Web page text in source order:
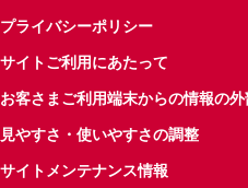
プライバシーポリシー
サイトご利用にあたって
お客さまご利用端末からの情報の
見やすさ・使いやすさの調整
サイトメンテナンス情報